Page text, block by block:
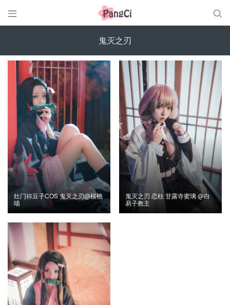
 
鬼灭之刃
灶门祢豆子COS 鬼灭之刃@桜桃
喵
鬼灭之刃 恋柱 甘露寺蜜璃 @白
易子教主